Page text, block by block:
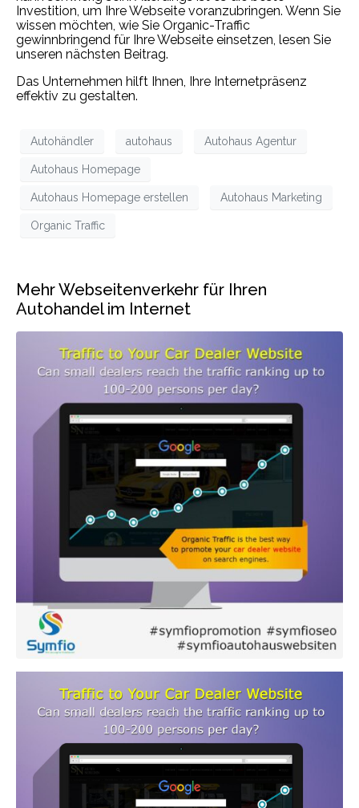
Investition, um Ihre Webseite voranzubringen. Wenn Sie
wissen möchten, wie Sie Organic-Traffic
gewinnbringend für Ihre Webseite einsetzen, lesen Sie
unseren nächsten Beitrag.
Das Unternehmen hilft Ihnen, Ihre Internetpräsenz
effektiv zu gestalten.
Autohändler autohaus Autohaus Agentur
Autohaus Homepage
Autohaus Homepage erstellen Autohaus Marketing
Organic Traffic
Mehr Webseitenverkehr für Ihren
Autohandel im Internet